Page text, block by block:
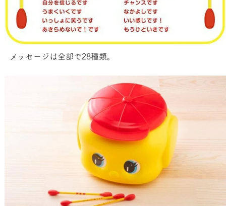
メッセージは全部で28種類。